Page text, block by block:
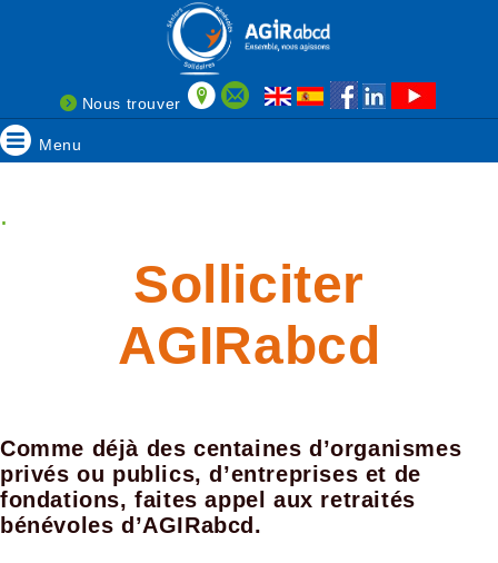
Nous trouver
Menu
.
Solliciter
AGIRabcd
Comme déjà des centaines d’organismes
privés ou publics, d’entreprises et de
fondations,faites appel aux retraités
bénévoles d’AGIRabcd.